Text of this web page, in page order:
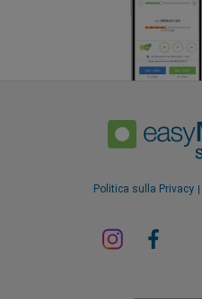
Politica sulla Privacy